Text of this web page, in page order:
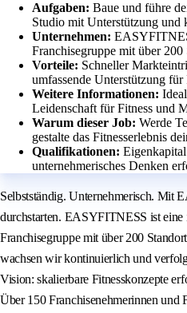
Aufgaben: Baue und führe
Studio mit Unterstützung und
Unternehmen:
Franchisegruppe mit über
Vorteile: Schneller
umfassende Unterstützung für
Weitere Informationen:
Leidenschaft für Fitness und
Warum dieser Job: Werde
gestalte das Fitnesserlebnis
Qualifikationen:
unternehmerisches Denken
Selbstständig. Unternehmerisch. Mit
durchstarten. EASYFITNESS ist eine
Franchisegruppe mit über 200
wachsen wir kontinuierlich und
Vision: skalierbare Fitnesskonzepte
Über 150 Franchisenehmerinnen und